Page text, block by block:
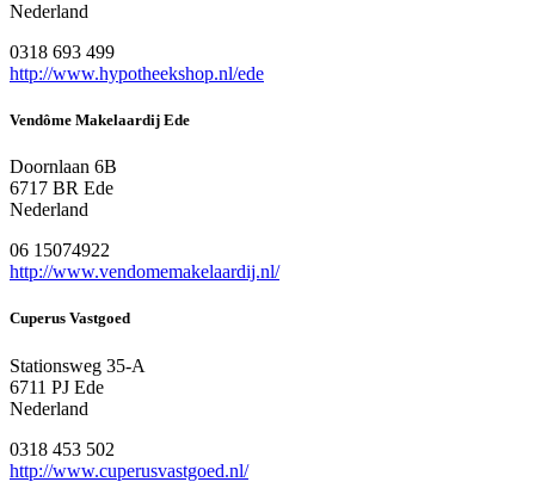
Nederland
0318 693 499
http://www.hypotheekshop.nl/ede
Vendôme Makelaardij Ede
Doornlaan 6B
6717 BR Ede
Nederland
06 15074922
http://www.vendomemakelaardij.nl/
Cuperus Vastgoed
Stationsweg 35-A
6711 PJ Ede
Nederland
0318 453 502
http://www.cuperusvastgoed.nl/